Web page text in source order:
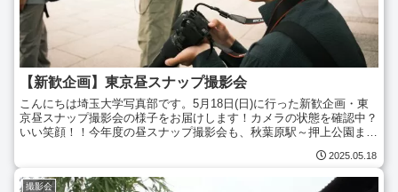
【新歓企画】東京昼スナップ撮影会
こんにちは埼玉大学写真部です。5月18日(日)に行った新歓企画・東
京昼スナップ撮影会の様子をお届けします！カメラの状態を確認中？
いい笑顔！！今年度の昼スナップ撮影会も、秋葉原駅～押上公園まで
2025.05.18
撮影会